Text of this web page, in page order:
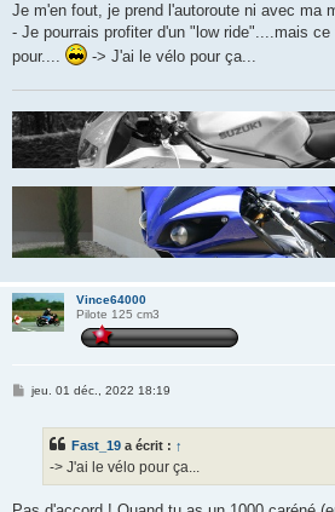
Je m'en fout, je prend l'autoroute ni avec ma
- Je pourrais profiter d'un "low ride"....mais
pour....
-> J'ai le vélo pour ça...
Vince64000
Pilote 125 cm3
Mjeu. 01 déc., 2022 18:19
Fast_19 a écrit : ↑
-> J'ai le vélo pour ça...